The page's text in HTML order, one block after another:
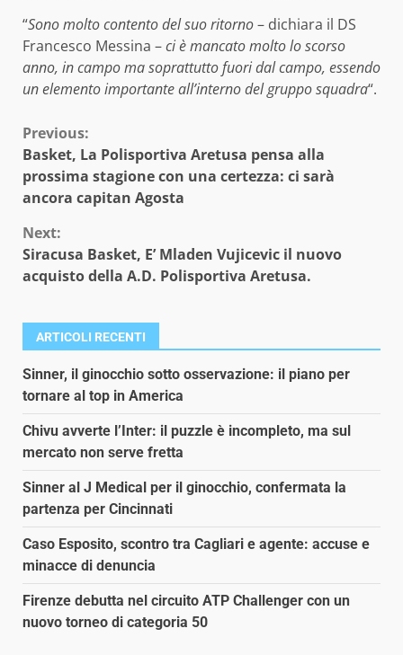
“Sono molto contento del suo ritorno– dichiara il DS
Francesco Messina –ci è mancato molto lo scorso
anno, in campo ma soprattutto fuori dal campo, essendo
un elemento importante all’interno del gruppo squadra“.
Continue
Reading
Previous:
Basket, La Polisportiva Aretusa pensa alla
prossima stagione con una certezza: ci sarà
ancora capitan Agosta
Next:
Siracusa Basket, E’ Mladen Vujicevic il nuovo
acquisto della A.D. Polisportiva Aretusa.
ARTICOLI RECENTI
Sinner, il ginocchio sotto osservazione: il piano per
tornare al top in America
Chivu avverte l’Inter: il puzzle è incompleto, ma sul
mercato non serve fretta
Sinner al J Medical per il ginocchio, confermata la
partenza per Cincinnati
Caso Esposito, scontro tra Cagliari e agente: accuse e
minacce di denuncia
Firenze debutta nel circuito ATP Challenger con un
nuovo torneo di categoria 50